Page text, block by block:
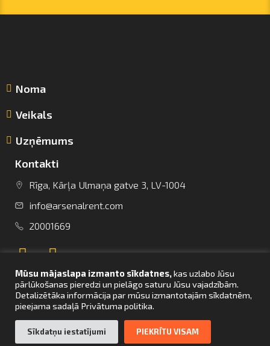
info@arsenalrent.com
Lietuva Latvija Igaunija
Noma
Veikals
Uzņēmums
Kontakti
Rīga, Kārļa Ulmaņa gatve 3, LV-1004
info@arsenalrent.com
20001669
UZ SĀKUMU
© Arsenal Tehnikas noma 2021. Visas tiesības aizsargātas. Mājaslapas
Mūsu mājaslapa izmanto sīkdatnes,kas uzlabo Jūsu
pārlūkošanas pieredzi un pielāgo saturu Jūsu vajadzībām.
Detalizētāka informācija par mūsu izmantotajām sīkdatnēm,
pieejama sadaļā Privātuma politika.
Sīkdatņu iestatījumi PIEKRĪTU VISAM